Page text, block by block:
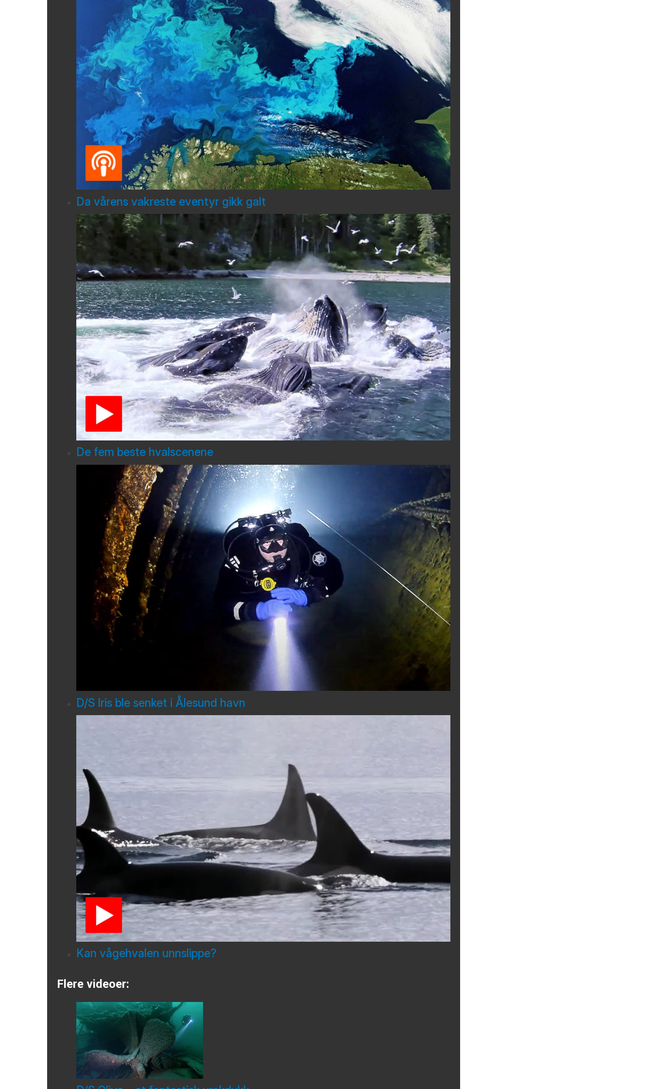
Da vårens vakreste eventyr gikk galt
De fem beste hvalscenene
D/S Iris ble senket i Ålesund havn
Kan vågehvalen unnslippe?
Flere videoer: